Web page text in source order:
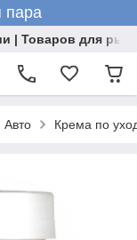
пара
| Товаров для
Крема по